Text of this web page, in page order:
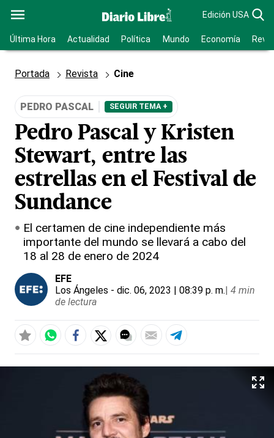
Edición USA
Última Hora Actualidad Política Mundo Economía
Portada Revista Cine
PEDRO PASCAL SEGUIR TEMA +
Pedro Pascal y Kristen
Stewart, entre las
estrellas en el Festival de
Sundance
El certamen de cine independiente más
importante del mundo se llevará a cabo del
18 al 28 de enero de 2024
EFE
Los Ángeles - dic. 06, 2023 | 08:39 p. m.| 4 min
de lectura